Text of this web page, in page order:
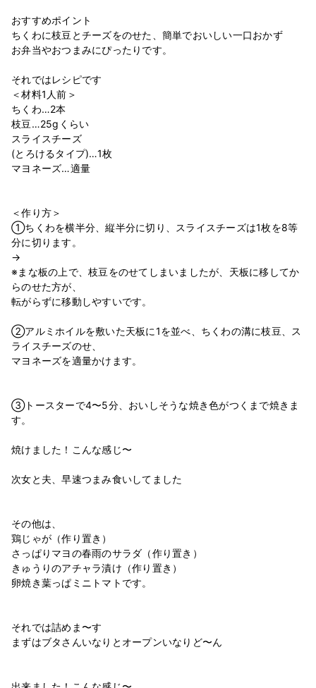
おすすめポイント
ちくわに枝豆とチーズをのせた、簡単でおいしい一口おかず
お弁当やおつまみにぴったりです。
それではレシピです
＜材料1人前＞
ちくわ…2本
枝豆…25gくらい
スライスチーズ
(とろけるタイプ)…1枚
マヨネーズ…適量
＜作り方＞
①ちくわを横半分、縦半分に切り、スライスチーズは1枚を8等
分に切ります。
→
※まな板の上で、枝豆をのせてしまいましたが、天板に移してか
らのせた方が、
転がらずに移動しやすいです。
②アルミホイルを敷いた天板に1を並べ、ちくわの溝に枝豆、ス
ライスチーズのせ、
マヨネーズを適量かけます。
③トースターで4〜5分、おいしそうな焼き色がつくまで焼きま
す。
焼けました！こんな感じ〜
次女と夫、早速つまみ食いしてました
その他は、
鶏じゃが（作り置き）
さっぱりマヨの春雨のサラダ（作り置き）
きゅうりのアチャラ漬け（作り置き）
卵焼き葉っぱミニトマトです。
それでは詰めま〜す
まずはブタさんいなりとオープンいなりど〜ん